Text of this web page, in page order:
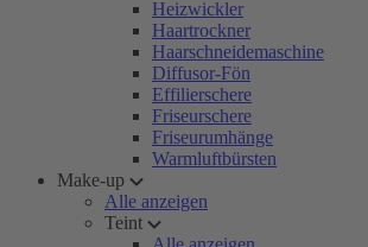
Heizwickler
Haartrockner
Haarschneidemaschine
Diffusor-Fön
Effilierschere
Friseurschere
Friseurumhänge
Warmluftbürsten
Make-up
Alle anzeigen
Teint